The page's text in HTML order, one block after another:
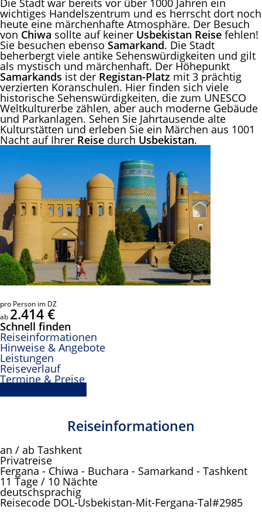
wichtiges Handelszentrum und es herrscht dort noch
heute eine märchenhafte Atmosphäre. Der Besuch
von Chiwa sollte auf keiner Usbekistan Reise fehlen!
Sie besuchen ebenso Samarkand. Die Stadt
beherbergt viele antike Sehenswürdigkeiten und gilt
als mystisch und märchenhaft. Der Höhepunkt
Samarkands ist der Registan-Platz mit 3 prächtig
verzierten Koranschulen. Hier finden sich viele
historische Sehenswürdigkeiten, die zum UNESCO
Weltkulturerbe zählen, aber auch moderne Gebäude
und Parkanlagen. Sehen Sie Jahrtausende alte
Kulturstätten und erleben Sie ein Märchen aus 1001
Nacht auf Ihrer Reise durch Usbekistan.
pro Person im DZ
ab 2.414 €
Schnell finden
Reiseinformationen
Hinweise & Angebote
Leistungen
Reiseverlauf
Termine & Preise
Reiseinformationen
an / ab Tashkent
Privatreise
Fergana - Chiwa - Buchara - Samarkand - Tashkent
11 Tage / 10 Nächte
deutschsprachig
Reisecode DOL-Usbekistan-Mit-Fergana-Tal#2985